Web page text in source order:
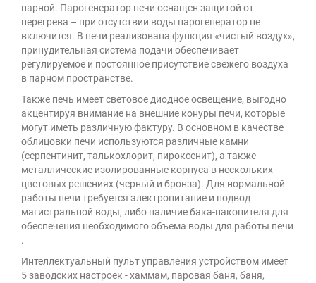
парной. Парогенератор печи оснащен защитой от
перегрева – при отсутствии воды парогенератор не
включится. В печи реализована функция «чистый воздух»,
принудительная система подачи обеспечивает
регулируемое и постоянное присутствие свежего воздуха
в парном пространстве.
Также печь имеет световое диодное освещение, выгодно
акцентируя внимание на внешние конуры печи, которые
могут иметь различную фактуру. В основном в качестве
облицовки печи используются различные камни
(серпентинит, талькохлорит, пироксенит), а также
металлические изолированные корпуса в нескольких
цветовых решениях (черный и бронза). Для нормальной
работы печи требуется электропитание и подвод
магистральной воды, либо наличие бака-накопителя для
обеспечения необходимого объема воды для работы печи
.
Интеллектуальный пульт управления устройством имеет
5 заводских настроек - хаммам, паровая баня, баня,